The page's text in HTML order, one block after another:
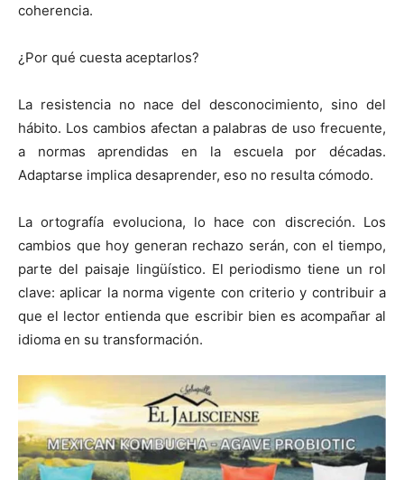
coherencia.
¿Por qué cuesta aceptarlos?
La resistencia no nace del desconocimiento, sino del
hábito. Los cambios afectan a palabras de uso frecuente,
a normas aprendidas en la escuela por décadas.
Adaptarse implica desaprender, eso no resulta cómodo.
La ortografía evoluciona, lo hace con discreción. Los
cambios que hoy generan rechazo serán, con el tiempo,
parte del paisaje lingüístico. El periodismo tiene un rol
clave: aplicar la norma vigente con criterio y contribuir a
que el lector entienda que escribir bien es acompañar al
idioma en su transformación.